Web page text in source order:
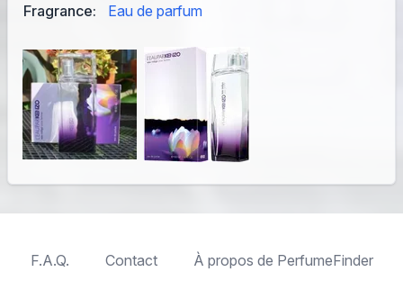
Fragrance:
Eau de parfum
F.A.Q. Contact À propos de PerfumeFinder